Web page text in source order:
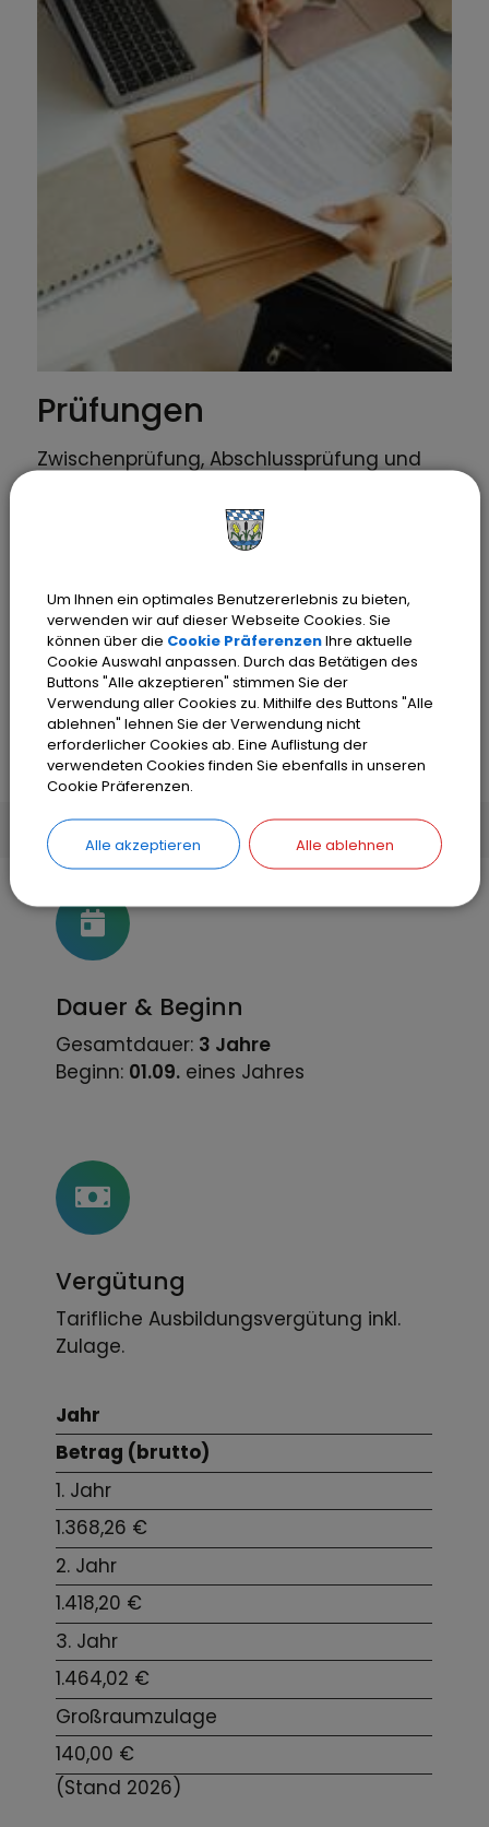
Prüfungen
Zwischenprüfung, Abschlussprüfung und
Zwischenprüfung: nach ca. 1,5 Jahren im
Aufgaben)
Abschlussprüfung: vier schriftliche
Aufgaben und praktischer Teil (i. d. R. im
Mai)
Prämie: 400,00 € bei erstmaligem
Bestehen der Abschlussprüfung
Dauer & Beginn
Gesamtdauer: 3 Jahre
Beginn: 01.09. eines Jahres
Vergütung
Tarifliche Ausbildungsvergütung inkl.
Zulage.
Jahr
Betrag (brutto)
1. Jahr
1.368,26 €
2. Jahr
1.418,20 €
3. Jahr
1.464,02 €
Großraumzulage
140,00 €
(Stand 2026)
Um Ihnen ein optimales Benutzererlebnis zu bieten,
verwenden wir auf dieser Webseite Cookies. Sie
können über die Cookie PräferenzenIhre aktuelle
Cookie Auswahl anpassen. Durch das Betätigen des
Buttons "Alle akzeptieren" stimmen Sie der
Verwendung aller Cookies zu. Mithilfe des Buttons "Alle
ablehnen" lehnen Sie der Verwendung nicht
erforderlicher Cookies ab. Eine Auflistung der
verwendeten Cookies finden Sie ebenfalls in unseren
Cookie Präferenzen.
Alle akzeptieren Alle ablehnen